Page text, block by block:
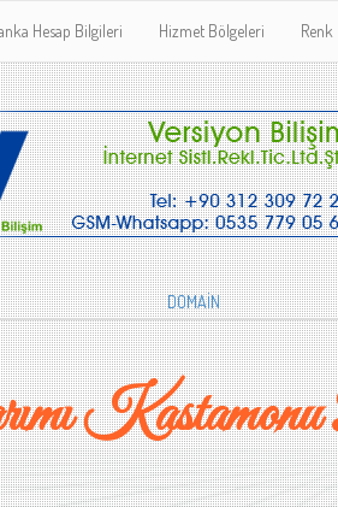
Hesap Bilgileri Hizmet Bölgeleri Renk
DOMAİN